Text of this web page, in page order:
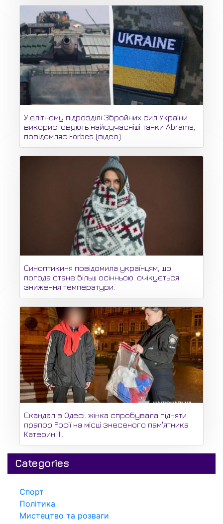
У елітному підрозділі Збройних сил України
використовують найсучасніші танки Abrams,
повідомляє Forbes (відео).
Синоптикиня повідомила українцям, що
погода стане більш осінньою: очікується
зниження температури.
Скандал в Одесі: жінка спробувала підняти
прапор Росії на місці знесеного пам'ятника
Катерині II.
Categories
Спорт
Політика
Мистецтво та розваги